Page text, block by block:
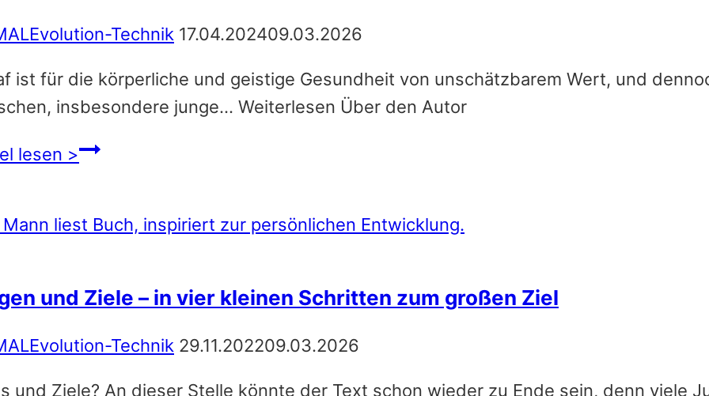
Missverständnisse
Technik 17.04.202409.03.2026
ist für die körperliche und geistige Gesundheit von unschätzbarem Wert, und
insbesondere junge… Weiterlesen Über den Autor
lesen >Die
Warum
Schlaf
Jungen
und Ziele – in vier kleinen Schritten zum großen Ziel
Technik 29.11.202209.03.2026
und Ziele? An dieser Stelle könnte der Text schon wieder zu Ende sein, denn viele